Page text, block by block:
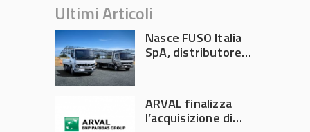
Ultimi Articoli
Nasce FUSO Italia
SpA, distributore
ARVAL finalizza
l’acquisizione di